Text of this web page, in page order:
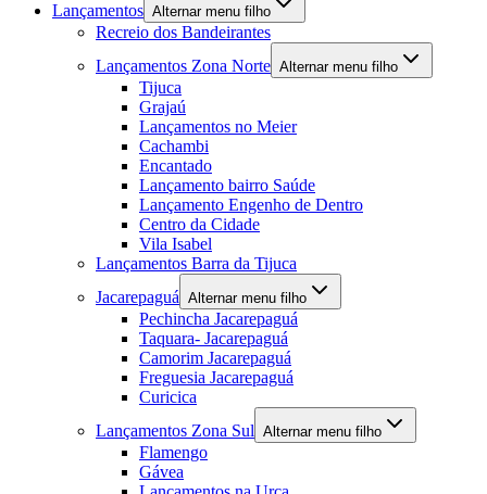
Lançamentos Alternar menu filho
Recreio dos Bandeirantes
Lançamentos Zona Norte Alternar menu filho
Tijuca
Grajaú
Lançamentos no Meier
Cachambi
Encantado
Lançamento bairro Saúde
Lançamento Engenho de Dentro
Centro da Cidade
Vila Isabel
Lançamentos Barra da Tijuca
Jacarepaguá Alternar menu filho
Pechincha Jacarepaguá
Taquara- Jacarepaguá
Camorim Jacarepaguá
Freguesia Jacarepaguá
Curicica
Lançamentos Zona Sul Alternar menu filho
Flamengo
Gávea